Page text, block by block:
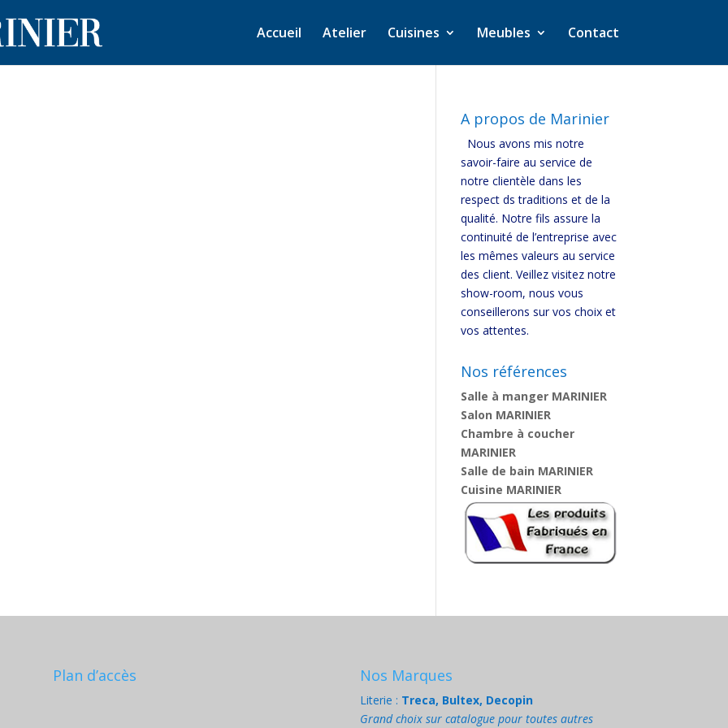
Accueil Atelier Cuisines Meubles Contact
A propos de Marinier
Nous avons mis notre
savoir-faire au service de
notre clientèle dans les
respect ds traditions et de la
qualité. Notre fils assure la
continuité de l’entreprise avec
les mêmes valeurs au service
des client. Veillez visitez notre
show-room, nous vous
conseillerons sur vos choix et
vos attentes.
Nos références
Salle à manger MARINIER
Salon MARINIER
Chambre à coucher
MARINIER
Salle de bain MARINIER
Cuisine MARINIER
Plan d’accès Nos Marques
Literie : Treca, Bultex, Decopin
Grand choix sur catalogue pour toutes autres